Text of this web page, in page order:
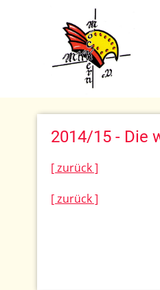
2014/15 - Die
[ zurück ]
[ zurück ]